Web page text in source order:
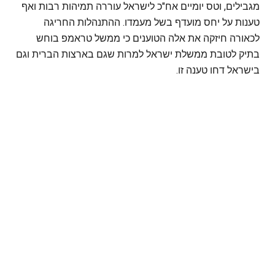
מגבילים, וטס יומיים אח"כ לישראל עוררה תמיהות רבות ואף
טענות על יחס מועדף בשל מעמדו. ההתנהלות החריגה
לכאורה חיזקה את אלה הטוענים כי ממשל טראמפ בוחש
בתיק לטובת ממשלת ישראל למרות שגם בארצות הברית וגם
בישראל דחו טענה זו.